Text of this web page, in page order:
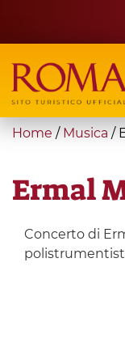
main
content
Search
form
Cerca
You
here
Home / Musica /
Ermal
Concerto di